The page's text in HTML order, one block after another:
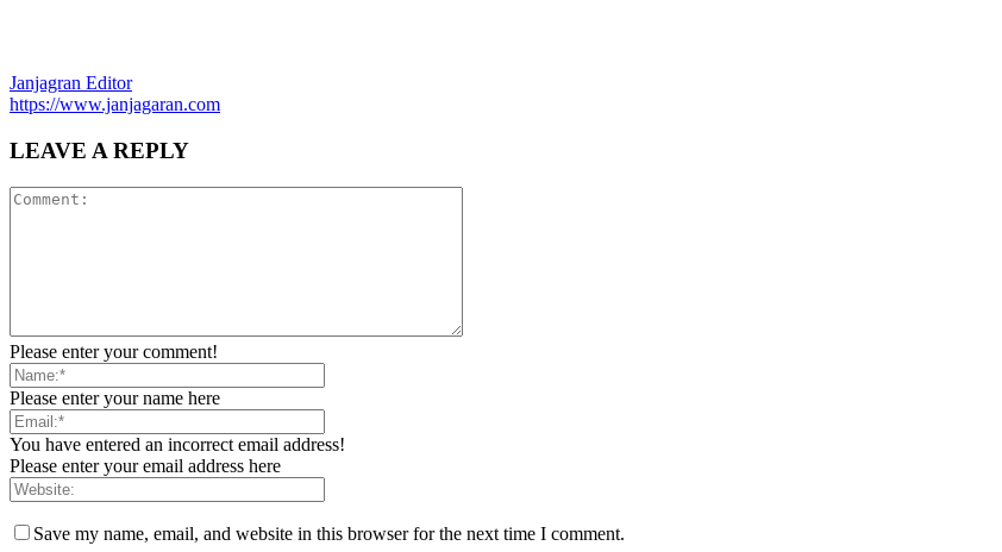
Janjagran Editor
https://www.janjagaran.com
LEAVE A REPLY
Please enter your comment!
Please enter your name here
You have entered an incorrect email address!
Please enter your email address here
Save my name, email, and website in this browser for the next time I comment.